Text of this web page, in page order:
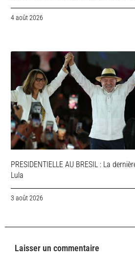
4 août 2026
PRESIDENTIELLE AU BRESIL : La
Lula
3 août 2026
Laisser un commentaire